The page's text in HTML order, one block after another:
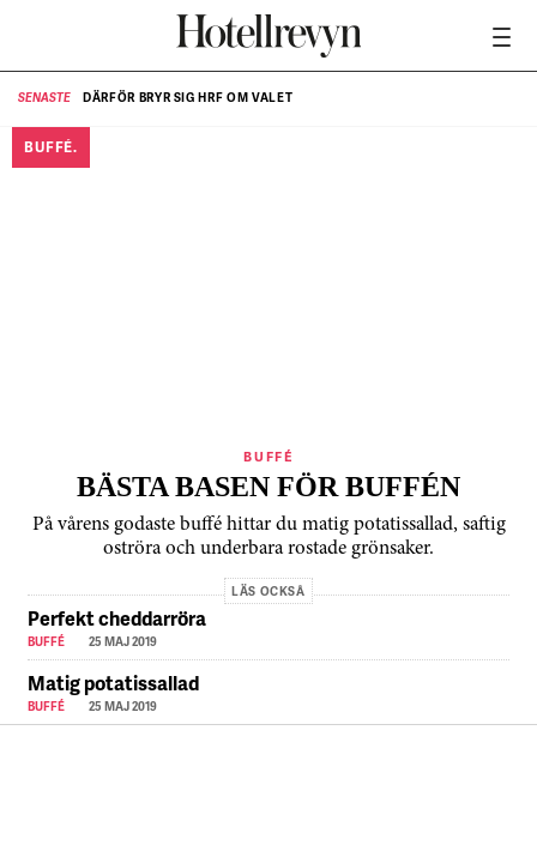
SENASTE DÄRFÖR BRYR SIG HRF OM VALET
BUFFÉ.
BUFFÉ
BÄSTA BASEN FÖR BUFFÉN
På vårens godaste buffé hittar du matig potatissallad, saftig
oströra och underbara rostade grönsaker.
LÄS OCKSÅ
Perfekt cheddarröra
BUFFÉ 25 MAJ 2019
Matig potatissallad
BUFFÉ 25 MAJ 2019